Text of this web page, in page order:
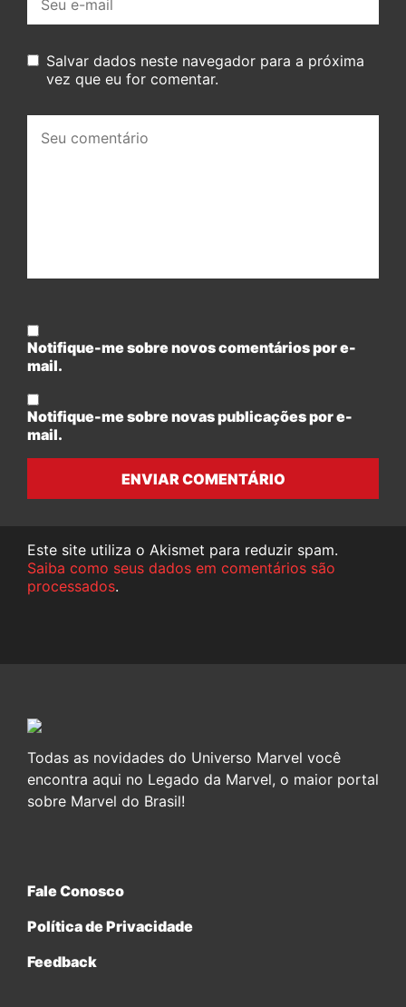
mail:
Salvar dados neste navegador para a próxima
vez que eu for comentar.
comentário:
Notifique-me sobre novos comentários por e-
mail.
Notifique-me sobre novas publicações por e-
mail.
ENVIAR COMENTÁRIO
Este site utiliza o Akismet para reduzir spam.
Saiba como seus dados em comentários são
processados.
Todas as novidades do Universo Marvel você
encontra aqui no Legado da Marvel, o maior portal
sobre Marvel do Brasil!
Fale Conosco
Política de Privacidade
Feedback